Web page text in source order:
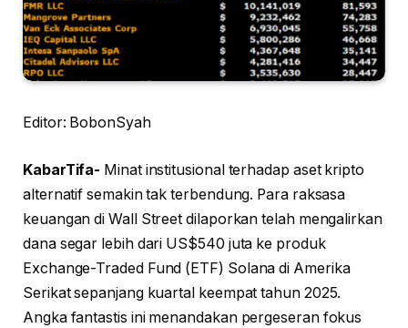
Editor: BobonSyah
KabarTifa- Minat institusional terhadap aset kripto
alternatif semakin tak terbendung. Para raksasa
keuangan di Wall Street dilaporkan telah mengalirkan
dana segar lebih dari US$540 juta ke produk
Exchange-Traded Fund (ETF) Solana di Amerika
Serikat sepanjang kuartal keempat tahun 2025.
Angka fantastis ini menandakan pergeseran fokus